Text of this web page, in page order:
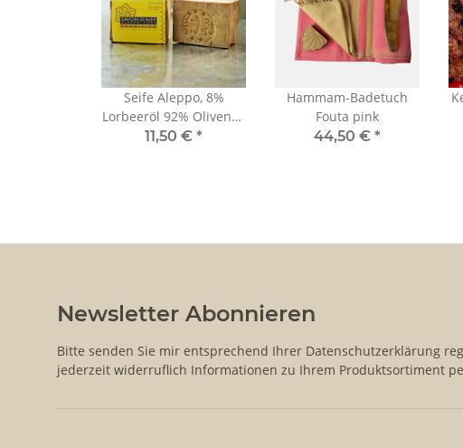
Seife Aleppo, 8%
Lorbeeröl 92% Olivenöl,
200g
11,50 € *
Hammam-Badetuch
Fouta pink
44,50 € *
Newsletter Abonnieren
Bitte senden Sie mir entsprechend Ihrer Datenschutzerklärung
jederzeit widerruflich Informationen zu Ihrem Produktsortiment